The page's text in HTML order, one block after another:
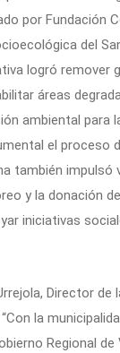
por Fundación
del
logró remover
áreas
ambiental para
el proceso
también impulsó
y la donación
iniciativas
Director de
la
Regional